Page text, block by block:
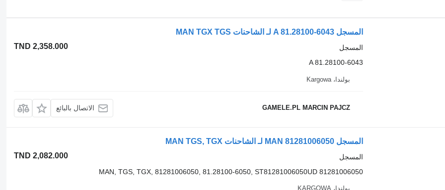
المسجل A 81.28100-6043 لـ الشاحنات MAN TGX TGS
TND 2,358.000
المسجل
A 81.28100-6043
بولندا، Kargowa
GAMELE.PL MARCIN PAJCZ الاتصال بالبائع
المسجل MAN 81281006050 لـ الشاحنات MAN TGS, TGX
TND 2,082.000
المسجل
81281006050 MAN, TGS, TGX, 81281006050, 81.28100-6050, ST81281006050UD
بولندا، KARGOWA